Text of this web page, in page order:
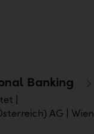
Banking
|
AG | Wien |